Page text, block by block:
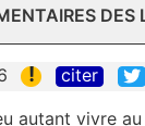
DES
! citer
autant vivre